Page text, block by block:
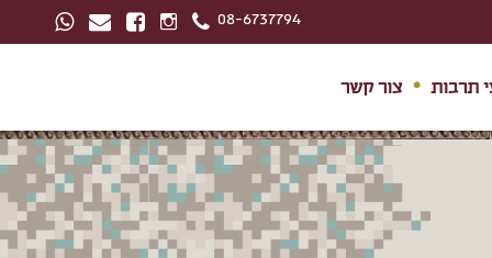
08-6737794
תרבות צור קשר